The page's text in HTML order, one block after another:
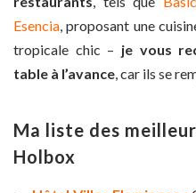
Esencia, proposant une
tropicale chic – je vous
table à l’avance, car ils se
Ma liste des
Holbox